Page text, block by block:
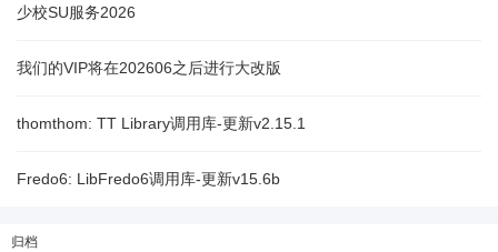
少校SU服务2026
我们的VIP将在202606之后进行大改版
thomthom: TT Library调用库-更新v2.15.1
Fredo6: LibFredo6调用库-更新v15.6b
归档